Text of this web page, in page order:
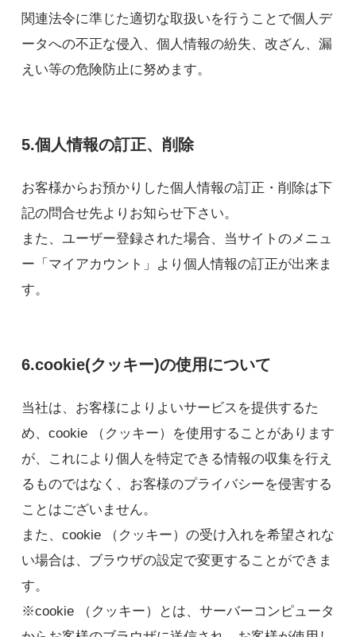
関連法令に準じた適切な取扱いを行うことで個人デ
ータへの不正な侵入、個人情報の紛失、改ざん、漏
えい等の危険防止に努めます。
5.個人情報の訂正、削除
お客様からお預かりした個人情報の訂正・削除は下
記の問合せ先よりお知らせ下さい。
また、ユーザー登録された場合、当サイトのメニュ
ー「マイアカウント」より個人情報の訂正が出来ま
す。
6.cookie(クッキー)の使用について
当社は、お客様によりよいサービスを提供するた
め、cookie （クッキー）を使用することがあります
が、これにより個人を特定できる情報の収集を行え
るものではなく、お客様のプライバシーを侵害する
ことはございません。
また、cookie （クッキー）の受け入れを希望されな
い場合は、ブラウザの設定で変更することができま
す。
※cookie （クッキー）とは、サーバーコンピュータ